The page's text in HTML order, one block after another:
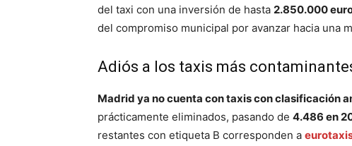
del taxi con una inversión de hasta 2.850.000
del compromiso municipal por avanzar hacia una
Adiós a los taxis más
Madrid ya no cuenta con taxis con clasificación
prácticamente eliminados, pasando de 4.486 en
restantes con etiqueta B corresponden a